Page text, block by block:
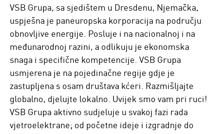
VSB Grupa, sa sjedištem u Dresdenu, Njemačka,
uspješna je paneuropska korporacija na području
obnovljive energije. Posluje i na nacionalnoj i na
međunarodnoj razini, a odlikuju je ekonomska
snaga i specifične kompetencije. VSB Grupa
usmjerena je na pojedinačne regije gdje je
zastupljena s osam društava kćeri. Razmišljajte
globalno, djelujte lokalno. Uvijek smo vam pri ruci!
VSB Grupa aktivno sudjeluje u svakoj fazi rada
vjetroelektrane; od početne ideje i izgradnje do